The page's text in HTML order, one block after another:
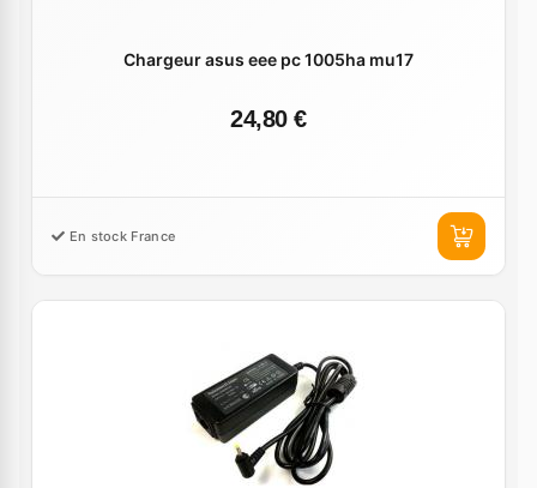
Chargeur asus eee pc 1005ha mu17
24,80 €
En stock France